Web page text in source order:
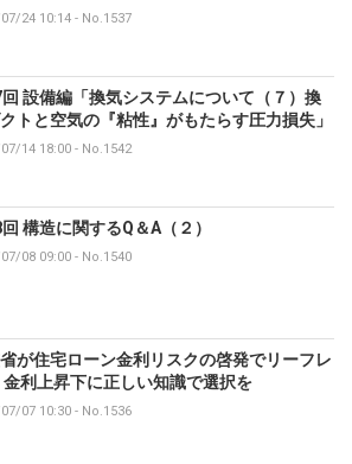
24 10:14 - No.1537
設備編「換気システムについて（７）換
トと空気の『粘性』がもたらす圧力損失」
14 18:00 - No.1542
構造に関するQ＆A（２）
08 09:00 - No.1540
が住宅ローン金利リスクの啓発でリーフレ
金利上昇下に正しい知識で選択を
07 10:30 - No.1536